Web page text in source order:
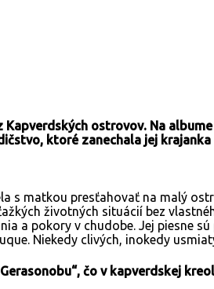
ostrovov. Na
ktoré zanechala jej krajanka
s matkou presťahovať na malý
životných situácií bez
a pokory v chudobe. Jej piesne
Niekedy clivých, inokedy
čo v kapverdskej